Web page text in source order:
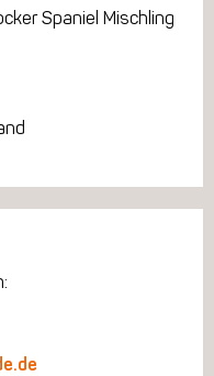
Spaniel Mischling